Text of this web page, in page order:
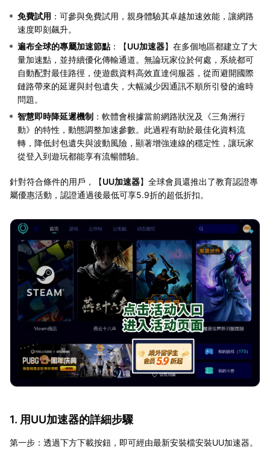
免費試用 ：可參與免費試用，親身體驗其卓越加速效能，讓網路
速度即刻飆升。
遍布全球的專屬加速節點：【UU加速器】在多個地區都建立了大
量加速點，並持續優化傳輸通道。無論玩家位於何處，系統都可
自動配對最佳路徑，使遊戲資料高效直達伺服器，從而避開國際
鏈路帶來的延遲與封包遺失，大幅減少因通訊不順所引發的逾時
問題。
智慧即時降延遲機制 ：軟體會根據當前網路狀況及《三角洲行
動》的特性，動態調整加速參數。此過程有助於最佳化資料流
轉，降低封包遺失與波動風險，顯著增強連線的穩定性，讓玩家
從登入到遊玩都能享有流暢體驗。
針對符合條件的用戶，【UU加速器】全球會員還推出了教育認證專
屬優惠活動，認證通過後最低可享5.9折的超低折扣。
1. 用UU加速器的詳細步驟
第一步：透過下方下載按鈕，即可經由最新安裝檔安裝UU加速器。